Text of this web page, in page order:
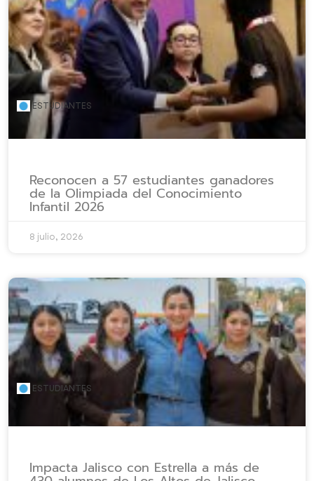
ESTUDIANTES
Reconocen a 57 estudiantes ganadores
de la Olimpiada del Conocimiento
Infantil 2026
8 julio, 2026
ESTUDIANTES
Impacta Jalisco con Estrella a más de